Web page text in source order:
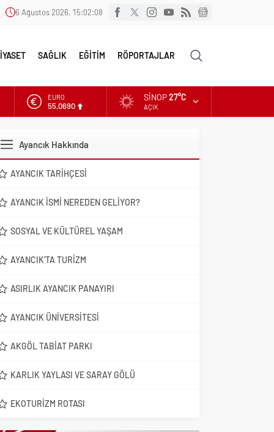
6 Ağustos 2026, 15:02:10
SAĞLIK EĞİTİM RÖPORTAJLAR
ALTIN
6.525,39
EURO
55,0690
SINOP27°C
AÇIK
Ayancık Hakkında
AYANCIK TARIHÇESI
AYANCIK İSMI NEREDEN GELIYOR?
SOSYAL VE KÜLTÜREL YAŞAM
AYANCIK’TA TURIZM
ASIRLIK AYANCIK PANAYIRI
AYANCIK ÜNIVERSITESI
AKGÖL TABIAT PARKI
KARLIK YAYLASI VE SARAY GÖLÜ
EKOTURIZM ROTASI